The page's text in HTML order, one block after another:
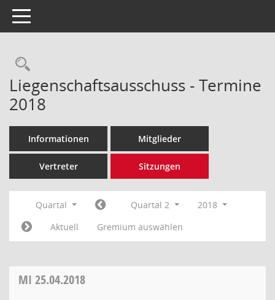
Toggle navigation
Rechercheauswahl
Liegenschaftsausschuss - Termine
2018
Informationen Mitglieder
Vertreter Sitzungen
Quartal Quartal 2
2018
Aktuell
Gremium auswählen
MI 25.04.2018